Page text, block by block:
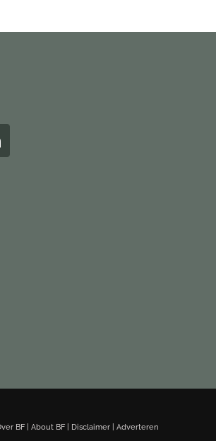
BF |About BF Disclaimer |Adverteren